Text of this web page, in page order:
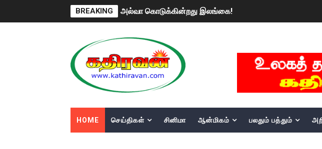
BREAKING 2ஆம் நாள் உக்ரைன் யுத்தம்!! எங்களைத் தனிமையில்
மகிந்த ராஜபக்சே பதவி விலக திட்டம்?
ரவுடி பேபிக்கு நடந்த தரமான சம்பவம்.. ஆபாச
குண்டை தூக்கிப்போட்ட ஆய்வு…. இந்தியாவின் “கோவிஷீல்டு”
HOME செய்திகள் சினிமா ஆன்மிகம் பலதும் பத்தும்